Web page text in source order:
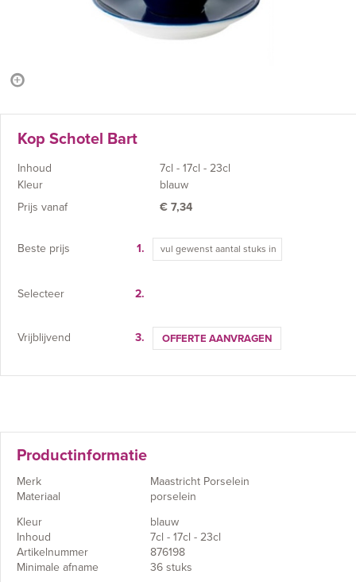
Kop Schotel Bart
Inhoud
7cl - 17cl - 23cl
Kleur
blauw
Prijs vanaf
€ 7,34
Beste prijs 1.
Selecteer 2.
Vrijblijvend 3. OFFERTE AANVRAGEN
Productinformatie
Merk
Maastricht Porselein
Materiaal
porselein
Kleur
blauw
Inhoud
7cl - 17cl - 23cl
Artikelnummer
876198
Minimale afname
36 stuks